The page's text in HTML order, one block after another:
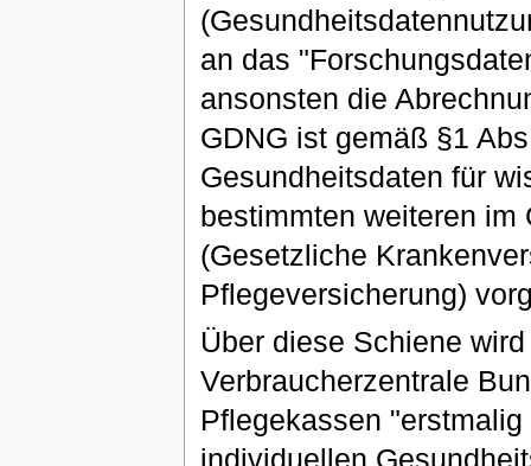
an das
ansonsten die
GDNG ist gemäß §1
Gesundheitsdaten für
bestimmten weiteren im
(Gesetzliche
Pflegeversicherung)
Über diese Schiene
Verbraucherzentrale
Pflegekassen
individuellen